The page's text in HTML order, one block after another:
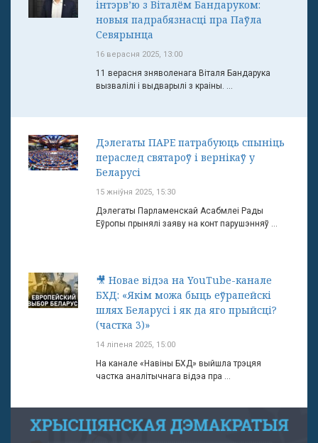
інтэрв’ю з Віталём Бандаруком:
новыя падрабязнасці пра Паўла
Севярынца
16 верасня 2025, 13:00
11 верасня зняволенага Віталя Бандарука
вызвалілі і выдварылі з краіны. ...
Дэлегаты ПАРЕ патрабуюць спыніць
пераслед святароў і вернікаў у
Беларусі
15 жніўня 2025, 15:30
Дэлегаты Парламенскай Асабмлеі Рады
Еўропы прынялі заяву на конт парушэнняў ...
🎥 Новае відэа на YouTube-канале
БХД: «Якім можа быць еўрапейскі
шлях Беларусі і як да яго прыйсці?
(частка 3)»
14 ліпеня 2025, 15:00
На канале «Навіны БХД» выйшла трэцяя
частка аналітычнага відэа пра ...